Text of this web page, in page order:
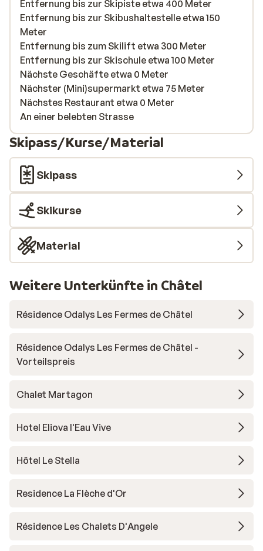
Entfernung bis zur Skipiste etwa 400 Meter
Entfernung bis zur Skibushaltestelle etwa 150
Meter
Entfernung bis zum Skilift etwa 300 Meter
Entfernung bis zur Skischule etwa 100 Meter
Nächste Geschäfte etwa 0 Meter
Nächster (Mini)supermarkt etwa 75 Meter
Nächstes Restaurant etwa 0 Meter
An einer belebten Strasse
Skipass/Kurse/Material
Skipass
Skikurse
Material
Weitere Unterkünfte in Châtel
Résidence Odalys Les Fermes de Châtel
Résidence Odalys Les Fermes de Châtel -
Vorteilspreis
Chalet Martagon
Hotel Eliova l'Eau Vive
Hôtel Le Stella
Residence La Flèche d'Or
Résidence Les Chalets D'Angele